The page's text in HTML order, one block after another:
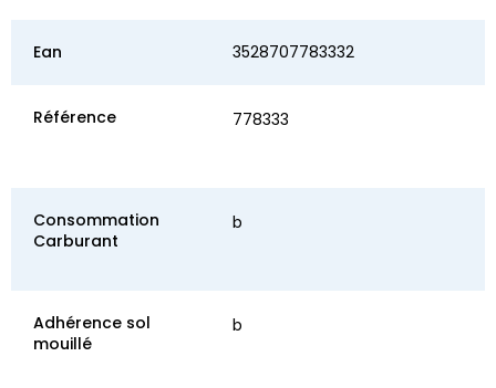
Ean 3528707783332
Référence 778333
Consommation
Carburant
b
Adhérence sol
mouillé
b